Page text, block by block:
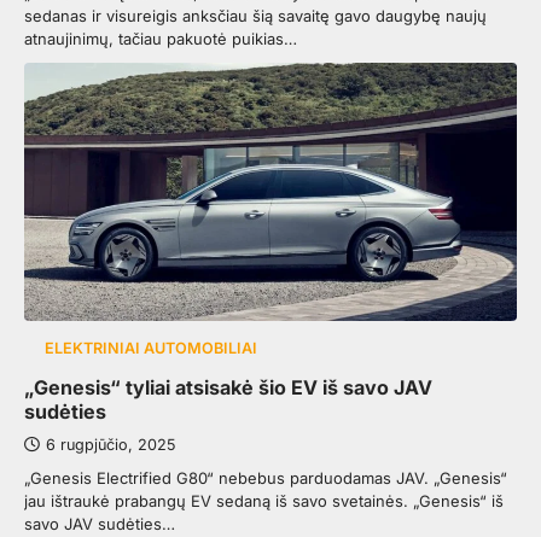
sedanas ir visureigis anksčiau šią savaitę gavo daugybę naujų
atnaujinimų, tačiau pakuotė puikias…
ELEKTRINIAI AUTOMOBILIAI
„Genesis“ tyliai atsisakė šio EV iš savo JAV
sudėties
6 rugpjūčio, 2025
„Genesis Electrified G80“ nebebus parduodamas JAV. „Genesis“
jau ištraukė prabangų EV sedaną iš savo svetainės. „Genesis“ iš
savo JAV sudėties…